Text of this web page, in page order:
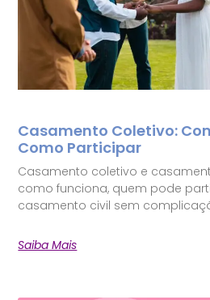
Casamento Coletivo:
Como Participar
Casamento coletivo e
como funciona, quem pode
casamento civil sem
Saiba Mais